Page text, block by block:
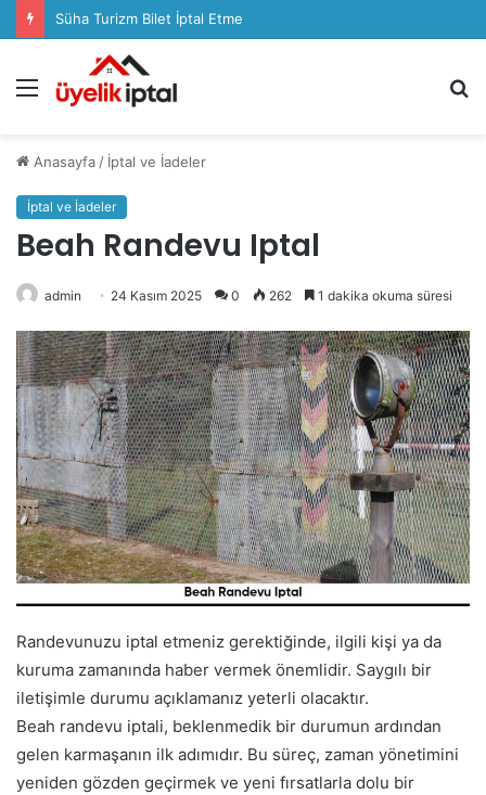
Süha Turizm Bilet İptal Etme
Menü
Anasayfa / İptal ve İadeler
İptal ve İadeler
Beah Randevu Iptal
admin 24 Kasım 2025 0 262 1 dakika okuma süresi
Randevunuzu iptal etmeniz gerektiğinde, ilgili kişi ya da
kuruma zamanında haber vermek önemlidir. Saygılı bir
iletişimle durumu açıklamanız yeterli olacaktır.
Beah randevu iptali, beklenmedik bir durumun ardından
gelen karmaşanın ilk adımıdır. Bu süreç, zaman yönetimini
yeniden gözden geçirmek ve yeni fırsatlarla dolu bir